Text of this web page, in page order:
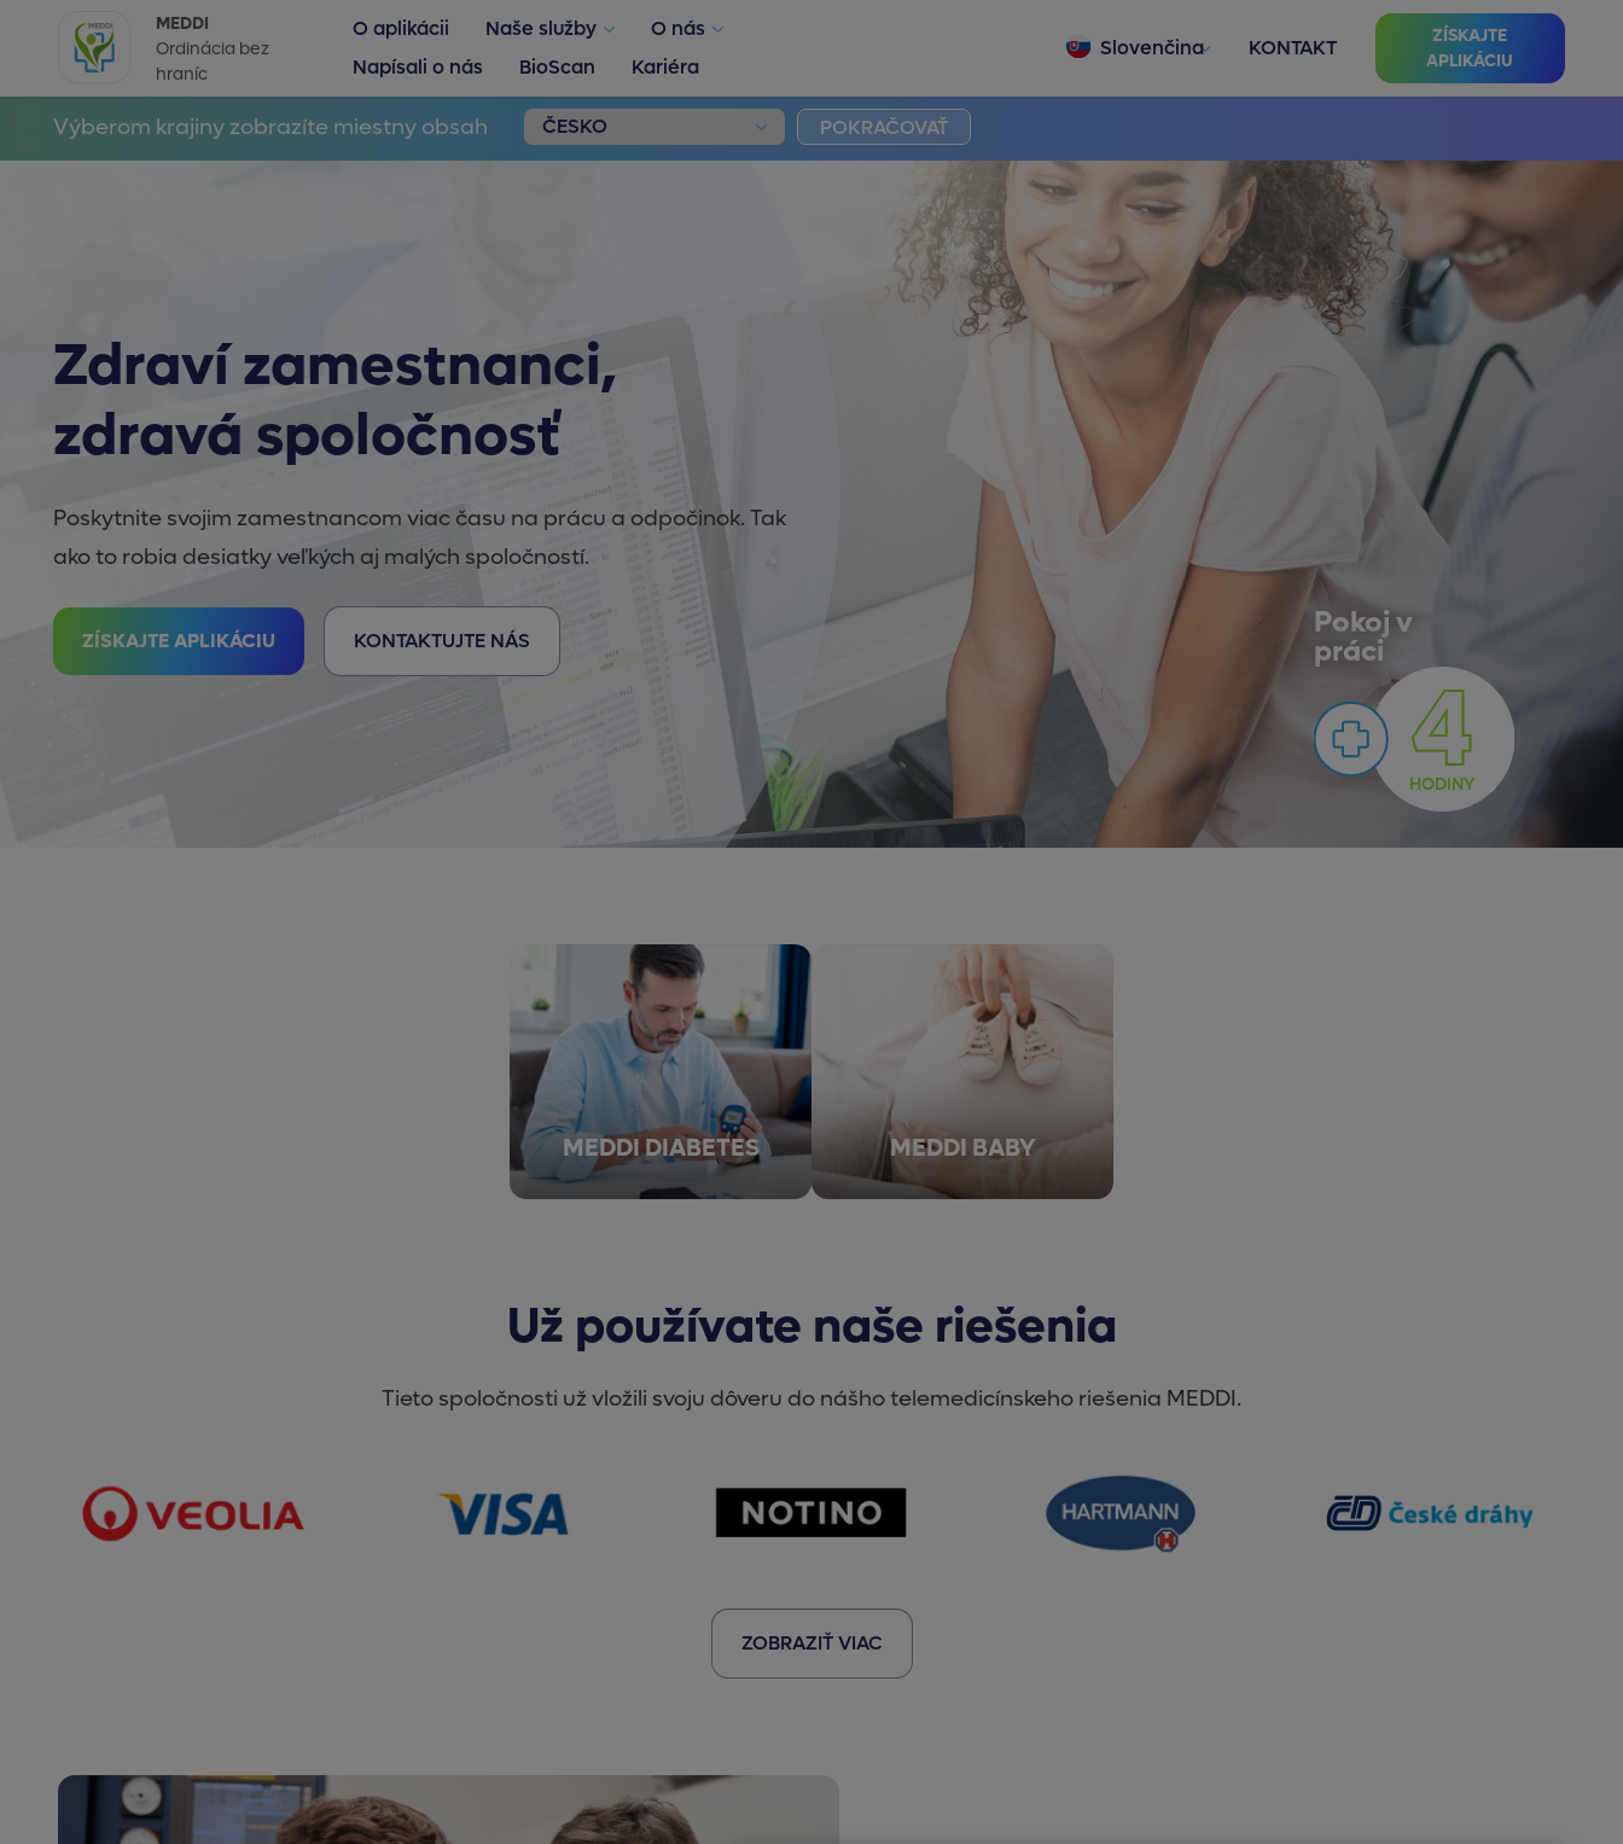
MEDDI
Ordinácia bez
hraníc
O aplikácii Naše služby
O nás
Napísali o nás
BioScan Kariéra
Slovenčina KONTAKT
ZÍSKAJTE
APLIKÁCIU
Výberom krajiny zobrazíte miestny obsah POKRAČOVAŤ
Zdraví zamestnanci,
zdravá spoločnosť
Poskytnite svojim zamestnancom viac času na prácu a odpočinok. Tak
ako to robia desiatky veľkých aj malých spoločností.
ZÍSKAJTE APLIKÁCIU KONTAKTUJTE NÁS Pokoj v
práci
4
HODINY
MEDDI DIABETES MEDDI BABY
Už používate naše riešenia
Tieto spoločnosti už vložili svoju dôveru do nášho telemedicínskeho riešenia MEDDI.
ZOBRAZIŤ VIAC